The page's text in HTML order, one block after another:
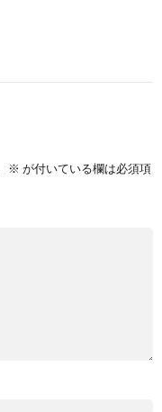
※ が付いている欄は必須項